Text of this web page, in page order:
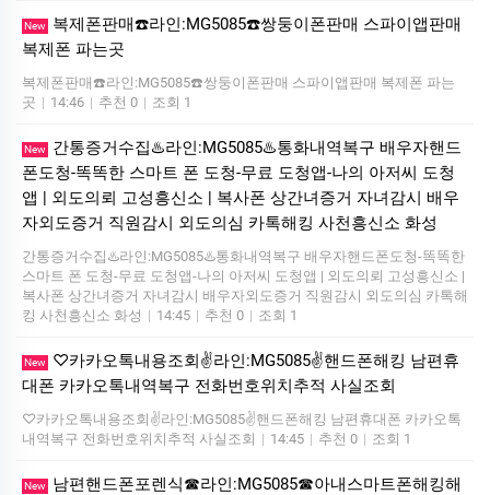
New
복제폰판매☎️라인:MG5085☎️쌍둥이폰판매 스파이앱판매
복제폰 파는곳
복제폰판매☎️라인:MG5085☎️쌍둥이폰판매 스파이앱판매 복제폰 파는
곳 | 14:46 | 추천 0 | 조회 1
New
간통증거수집♨️라인:MG5085♨️통화내역복구 배우자핸드
폰도청-똑똑한 스마트 폰 도청-무료 도청앱-나의 아저씨 도청
앱 | 외도의뢰 고성흥신소 | 복사폰 상간녀증거 자녀감시 배우
자외도증거 직원감시 외도의심 카톡해킹 사천흥신소 화성
간통증거수집♨️라인:MG5085♨️통화내역복구 배우자핸드폰도청-똑똑한
스마트 폰 도청-무료 도청앱-나의 아저씨 도청앱 | 외도의뢰 고성흥신소 |
복사폰 상간녀증거 자녀감시 배우자외도증거 직원감시 외도의심 카톡해
킹 사천흥신소 화성 | 14:45 | 추천 0 | 조회 1
New
♡카카오톡내용조회✌️라인:MG5085✌️핸드폰해킹 남편휴
대폰 카카오톡내역복구 전화번호위치추적 사실조회
♡카카오톡내용조회✌️라인:MG5085✌️핸드폰해킹 남편휴대폰 카카오톡
내역복구 전화번호위치추적 사실조회 | 14:45 | 추천 0 | 조회 1
New
남편핸드폰포렌식☎라인:MG5085☎아내스마트폰해킹해